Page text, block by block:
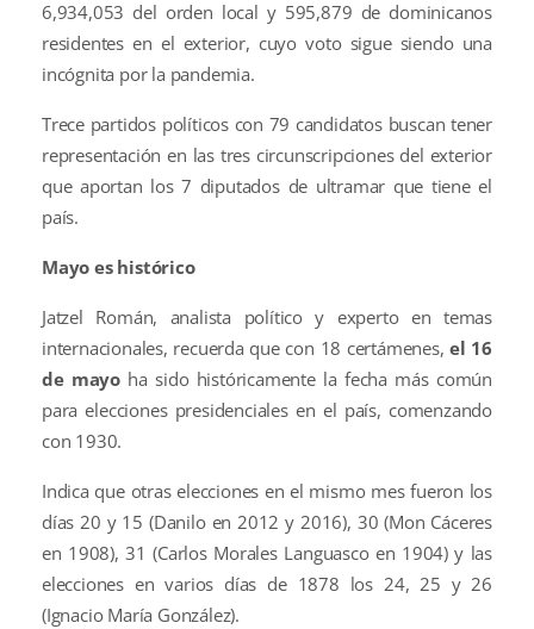
6,934,053 del orden local y 595,879 de dominicanos
residentes en el exterior, cuyo voto sigue siendo una
incógnita por la pandemia.
Trece partidos políticos con 79 candidatos buscan tener
representación en las tres circunscripciones del exterior
que aportan los 7 diputados de ultramar que tiene el
país.
Mayo es histórico
Jatzel Román, analista político y experto en temas
internacionales, recuerda que con 18 certámenes,el 16
de mayo ha sido históricamente la fecha más común
para elecciones presidenciales en el país, comenzando
con 1930.
Indica que otras elecciones en el mismo mes fueron los
días 20 y 15 (Danilo en 2012 y 2016), 30 (Mon Cáceres
en 1908), 31 (Carlos Morales Languasco en 1904) y las
elecciones en varios días de 1878 los 24, 25 y 26
(Ignacio María González).